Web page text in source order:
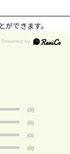
できます。
(0)
(0)
(0)
(0)